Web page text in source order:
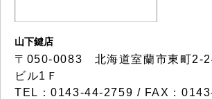
山下鍵店
〒050-0083 北海道室蘭市東町2-
ビル1Ｆ
TEL：0143-44-2759 / FAX：